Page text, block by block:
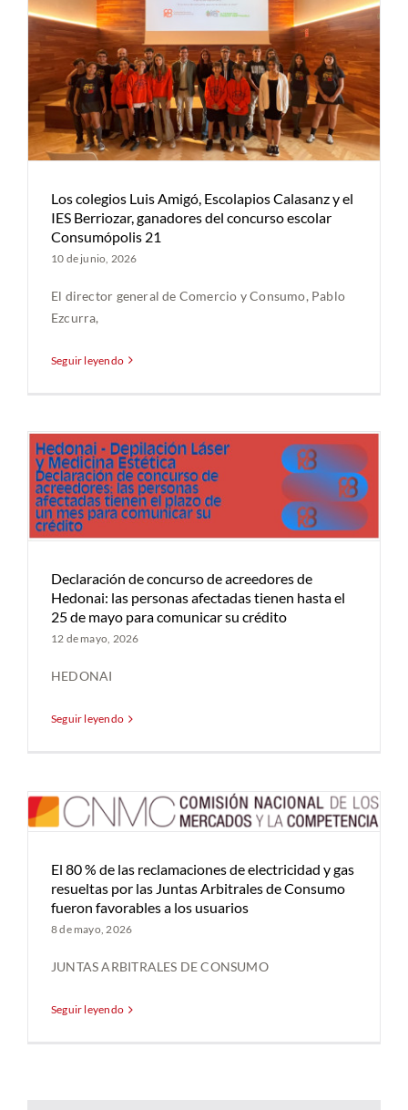
Los colegios Luis Amigó, Escolapios Calasanz y el
IES Berriozar, ganadores del concurso escolar
Consumópolis 21
10 de junio, 2026
El director general de Comercio y Consumo, Pablo
Ezcurra,
Seguir leyendo
Declaración de concurso de acreedores de
Hedonai: las personas afectadas tienen hasta el
25 de mayo para comunicar su crédito
12 de mayo, 2026
HEDONAI
Seguir leyendo
El 80 % de las reclamaciones de electricidad y gas
resueltas por las Juntas Arbitrales de Consumo
fueron favorables a los usuarios
8 de mayo, 2026
JUNTAS ARBITRALES DE CONSUMO
Seguir leyendo